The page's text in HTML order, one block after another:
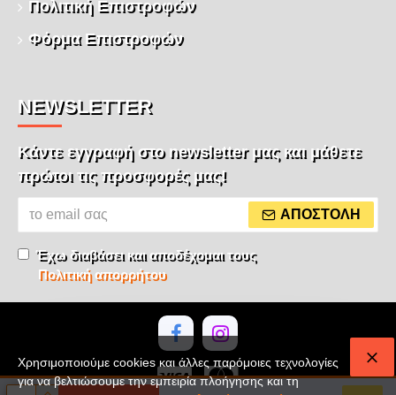
Πολιτική Επιστροφών
Φόρμα Επιστροφών
NEWSLETTER
Κάντε εγγραφή στο newsletter μας και μάθετε
πρώτοι τις προσφορές μας!
ΑΠΟΣΤΟΛΉ
Έχω διαβάσει και αποδέχομαι τους
Πολιτική απορρήτου
Χρησιμοποιούμε cookies και άλλες παρόμοιες τεχνολογίες
για να βελτιώσουμε την εμπειρία πλοήγησης και τη